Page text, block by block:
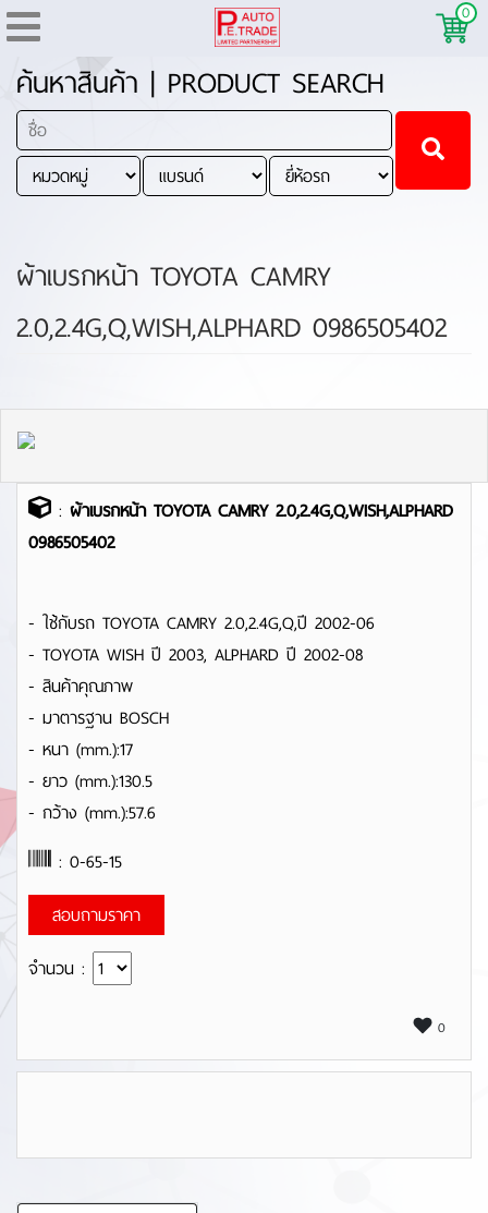
0
ค้นหาสินค้า | PRODUCT SEARCH
ผ้าเบรกหน้า TOYOTA CAMRY
2.0,2.4G,Q,WISH,ALPHARD 0986505402
: ผ้าเบรกหน้า TOYOTA CAMRY 2.0,2.4G,Q,WISH,ALPHARD
0986505402
- ใช้กับรถ TOYOTA CAMRY 2.0,2.4G,Q,ปี 2002-06
- TOYOTA WISH ปี 2003, ALPHARD ปี 2002-08
- สินค้าคุณภาพ
- มาตารฐาน BOSCH
- หนา (mm.):17
- ยาว (mm.):130.5
- กว้าง (mm.):57.6
: 0-65-15
สอบถามราคา
จำนวน :
0